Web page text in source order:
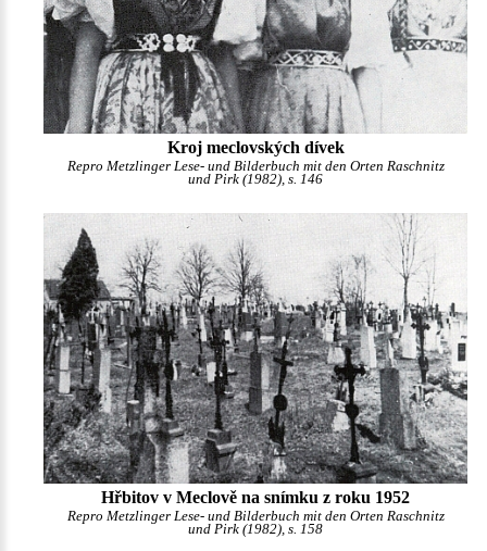
Kroj meclovských dívek
Repro Metzlinger Lese- und Bilderbuch mit den Orten Raschnitz
und Pirk (1982), s. 146
Hřbitov v Meclově na snímku z roku 1952
Repro Metzlinger Lese- und Bilderbuch mit den Orten Raschnitz
und Pirk (1982), s. 158